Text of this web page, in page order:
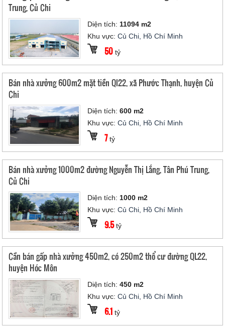
Trung, Củ Chi
Diện tích: 11094 m2
Khu vực:Củ Chi, Hồ Chí Minh
50 tỷ
Bán nhà xưởng 600m2 mặt tiền Ql22, xã Phước Thạnh, huyện Củ
Chi
Diện tích:600 m2
Khu vực:Củ Chi, Hồ Chí Minh
7 tỷ
Bán nhà xưởng 1000m2 đường Nguyễn Thị Lắng, Tân Phú Trung,
Củ Chi
Diện tích: 1000 m2
Khu vực:Củ Chi, Hồ Chí Minh
9.5tỷ
Cần bán gấp nhà xưởng 450m2, có 250m2 thổ cư đường QL22,
huyện Hóc Môn
Diện tích:450 m2
Khu vực:Củ Chi, Hồ Chí Minh
6.1 tỷ